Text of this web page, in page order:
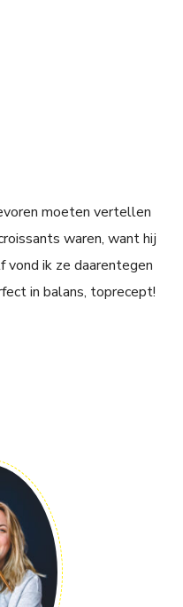
moeten vertellen
waren, want hij
vond ik ze daarentegen
in balans, toprecept!